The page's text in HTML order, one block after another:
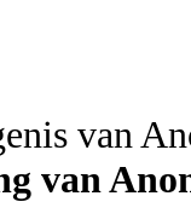
van